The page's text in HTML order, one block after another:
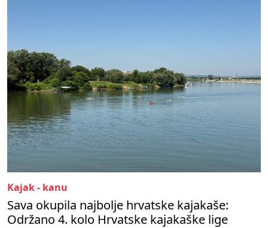
Kajak - kanu
Sava okupila najbolje hrvatske kajakaše:
Održano 4. kolo Hrvatske kajakaške lige